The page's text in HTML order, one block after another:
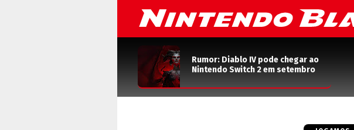
Rumor: Diablo IV pode chegar ao
Nintendo Switch 2 em setembro